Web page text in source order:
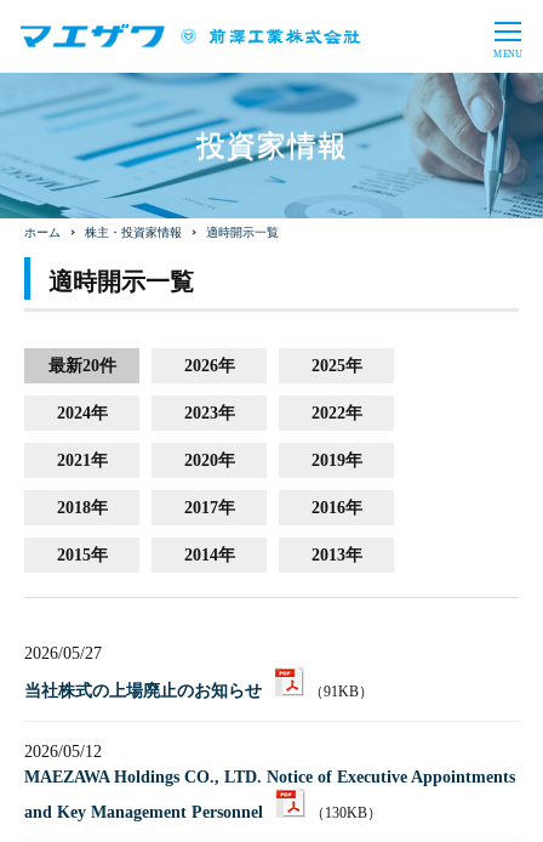
CLOSE
MENU
適時開示一覧
最新20件 2026年 2025年
2024年 2023年 2022年
2021年 2020年 2019年
2018年 2017年 2016年
2015年 2014年 2013年
2026/05/27
当社株式の上場廃止のお知らせ （91KB）
2026/05/12
MAEZAWA Holdings CO., LTD. Notice of Executive Appointments
and Key Management Personnel
（130KB）
製品情報・ソリューション
バルブ・制水扉 上水処理設備
下水処理設備 産業用水処理設備
企業情報
トップメッセージ 会社概要
事業内容
サステナビリティ 一般事業主行動計画
CSR SDGs
アーカイブ
投資家情報
財務・業績
免責事項
採用情報
お問い合わせ
English
投資家情報
株主・投資家情報 適時開示一覧